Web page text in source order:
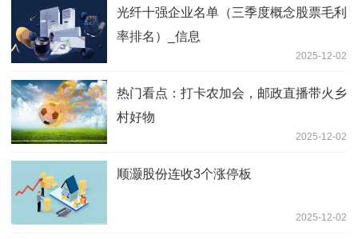
光纤十强企业名单（三季度概念股票毛利
率排名）_信息
2025-12-02
热门看点：打卡农加会，邮政直播带火乡
村好物
2025-12-02
顺灏股份连收3个涨停板
2025-12-02